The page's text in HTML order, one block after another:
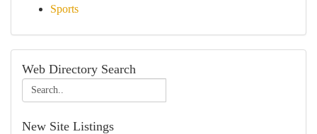
Sports
Web Directory Search
New Site Listings